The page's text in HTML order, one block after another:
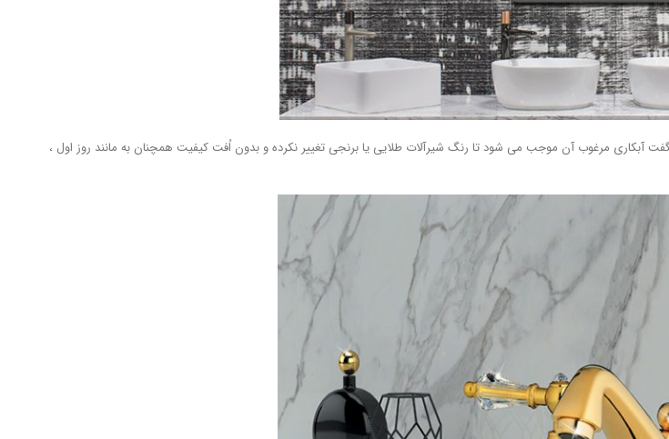
آبکاری مرغوب آن موجب می شود تا رنگ شیرآلات طلایی یا برنجی تغییر نکرده و بدون اُفت کیفیت همچنان به مانند روز اول ،